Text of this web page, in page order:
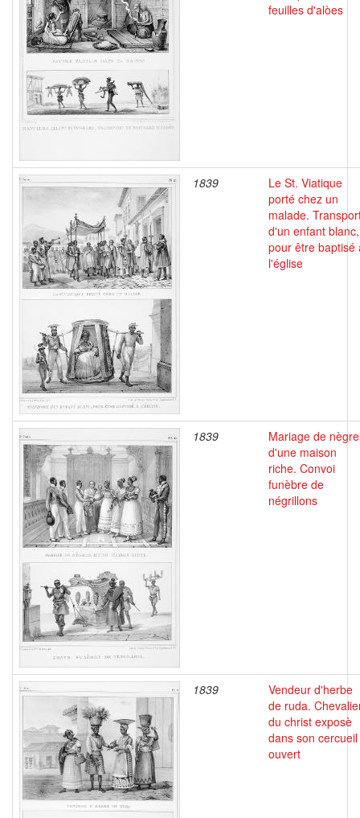
feuilles d'alòes
1839
Le St. Viatique
porté chez un
malade.
d'un enfant blanc,
pour être baptisé
l'église
1839
Mariage de
d'une maison
riche. Convoi
funèbre de
négrillons
1839
Vendeur d'herbe
de ruda.
du christ exposè
dans son cercueil
ouvert